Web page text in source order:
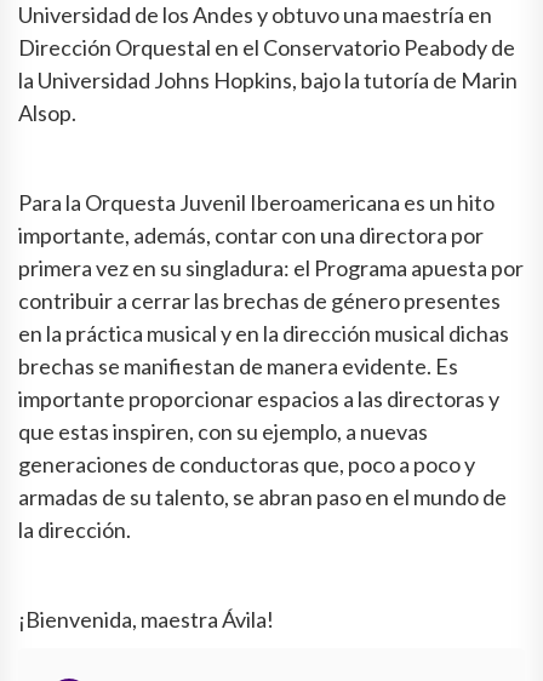
Universidad de los Andes y obtuvo una maestría en
Dirección Orquestal en el Conservatorio Peabody de
la Universidad Johns Hopkins, bajo la tutoría de Marin
Alsop.
Para la Orquesta Juvenil Iberoamericana es un hito
importante, además, contar con una directora por
primera vez en su singladura: el Programa apuesta por
contribuir a cerrar las brechas de género presentes
en la práctica musical y en la dirección musical dichas
brechas se manifiestan de manera evidente. Es
importante proporcionar espacios a las directoras y
que estas inspiren, con su ejemplo, a nuevas
generaciones de conductoras que, poco a poco y
armadas de su talento, se abran paso en el mundo de
la dirección.
¡Bienvenida, maestra Ávila!